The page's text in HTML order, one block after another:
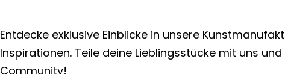
Entdecke exklusive Einblicke in unsere
Inspirationen. Teile deine Lieblingsstücke mit uns
Community!